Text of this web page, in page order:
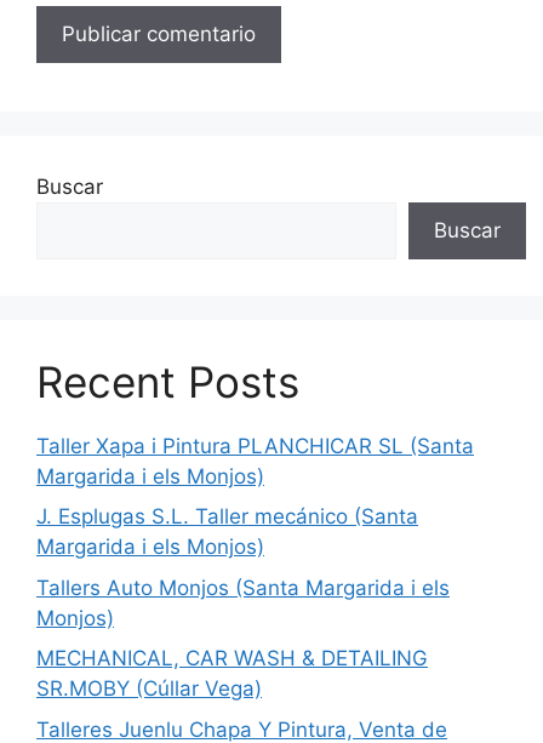
Buscar
Buscar
Recent Posts
Taller Xapa i Pintura PLANCHICAR SL (Santa
Margarida i els Monjos)
J. Esplugas S.L. Taller mecánico (Santa
Margarida i els Monjos)
Tallers Auto Monjos (Santa Margarida i els
Monjos)
MECHANICAL, CAR WASH & DETAILING
SR.MOBY (Cúllar Vega)
Talleres Juenlu Chapa Y Pintura, Venta de